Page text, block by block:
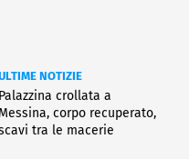
NOTIZIE
Palazzina crollata a
Messina, corpo recuperato,
tra le macerie